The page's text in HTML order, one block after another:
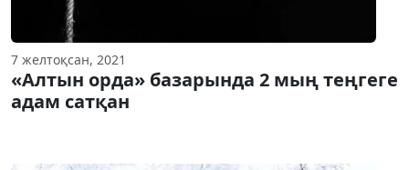
7 желтоқсан, 2021
«Алтын орда» базарында 2 мың теңгеге
адам сатқан